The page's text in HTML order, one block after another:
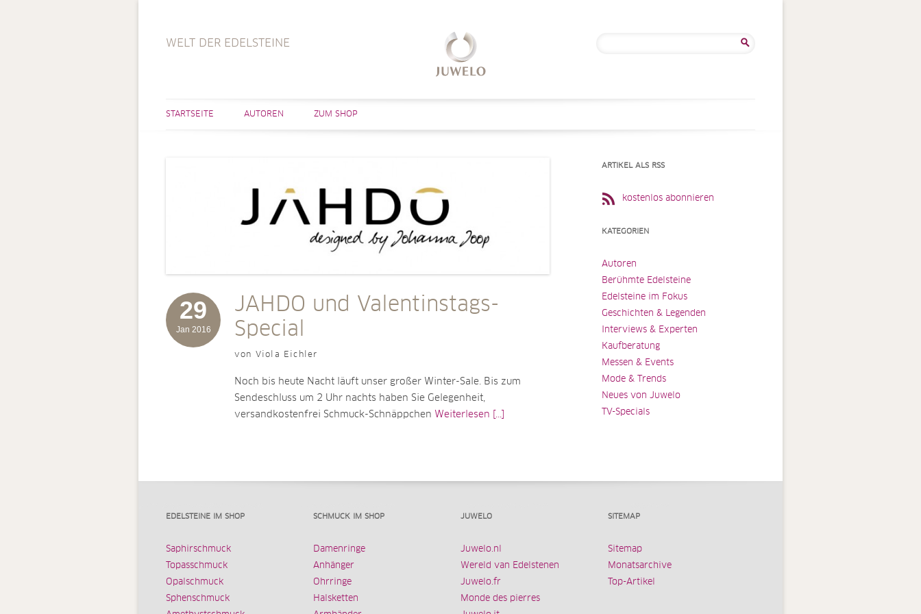
WELT DER EDELSTEINE
STARTSEITE AUTOREN ZUM SHOP
29
Jan 2016
JAHDO und Valentinstags-
Special
von Viola Eichler
Noch bis heute Nacht läuft unser großer Winter-Sale. Bis zum
Sendeschluss um 2 Uhr nachts haben Sie Gelegenheit,
versandkostenfrei Schmuck-Schnäppchen Weiterlesen [...]
ARTIKEL ALS RSS
kostenlos abonnieren
KATEGORIEN
Autoren
Berühmte Edelsteine
Edelsteine im Fokus
Geschichten & Legenden
Interviews & Experten
Kaufberatung
Messen & Events
Mode & Trends
Neues von Juwelo
TV-Specials
EDELSTEINE IM SHOP
Saphirschmuck
Topasschmuck
Opalschmuck
Sphenschmuck
SCHMUCK IM SHOP
Damenringe
Anhänger
Ohrringe
Halsketten
JUWELO
Juwelo.nl
Wereld van Edelstenen
Juwelo.fr
Monde des pierres
SITEMAP
Sitemap
Monatsarchive
Top-Artikel